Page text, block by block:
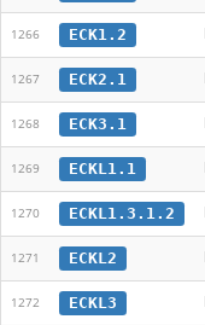
1266 ECK1.2
1267 ECK2.1
1268 ECK3.1
1269 ECKL1.1
1270 ECKL1.3.1.2
1271 ECKL2
1272 ECKL3